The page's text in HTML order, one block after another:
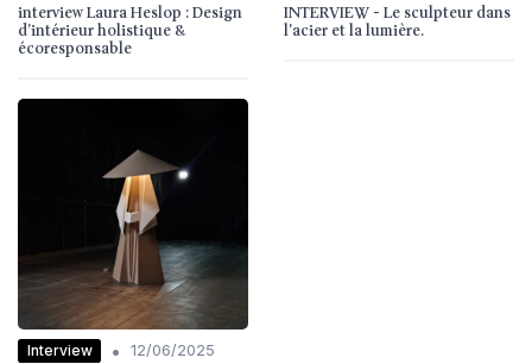
interview Laura Heslop : Design
d’intérieur holistique &
écoresponsable
INTERVIEW - Le sculpteur dans
l'acier et la lumière.
Interview • 12/06/2025